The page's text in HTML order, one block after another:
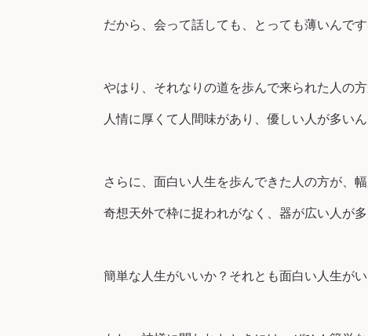
だから、会って話しても、とっても薄いんで
やはり、それなりの道を歩んで来られた人の方
人情に厚くて人間味があり、優しい人が多いん
さらに、面白い人生を歩んできた人の方が、
奇想天外で枠に捉われがなく、器が広い人が多
簡単な人生がいいか？それとも面白い人生がい